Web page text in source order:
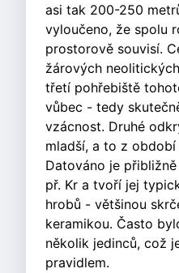
asi tak 200-250
vyloučeno, že spolu
prostorově souvisí.
žárových
třetí pohřebiště
vůbec - tedy
vzácnost. Druhé
mladší, a to z
Datováno je
př. Kr a tvoří jej
hrobů - většinou
keramikou. Často
několik jedinců, což
pravidlem.